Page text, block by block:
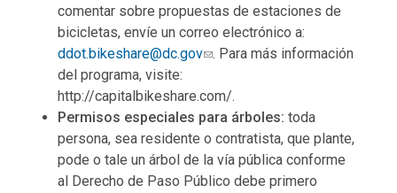
comentar sobre propuestas de estaciones de
bicicletas, envíe un correo electrónico a:
ddot.bikeshare@dc.gov
. Para más información
del programa, visite:
http://capitalbikeshare.com/.
Permisos especiales para árboles: toda
persona, sea residente o contratista, que plante,
pode o tale un árbol de la vía pública conforme
al Derecho de Paso Público debe primero